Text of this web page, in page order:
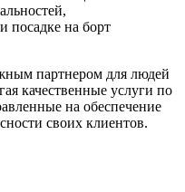
посадке на борт
партнером для людей
качественные услуги по
на обеспечение
своих клиентов.